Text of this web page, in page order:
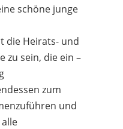
schöne junge
die Heirats- und
zu sein, die ein –
zum
und